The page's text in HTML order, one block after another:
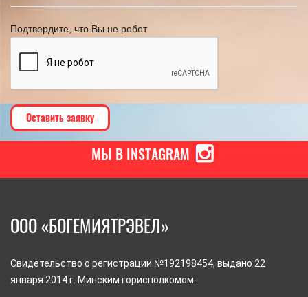
Подтвердите, что Вы не робот
МЫ В INSTAGRAM
ООО «БОГЕМИЯТРЭВЕЛ»
Свидетельство о регистрации №192198454, выдано 22
января 2014 г. Минским горисполкомом.